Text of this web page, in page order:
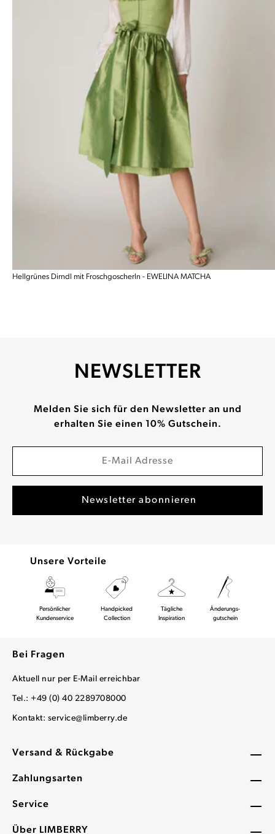
Hellgrünes Dirndl mit Froschgoscherln - EWELINA MATCHA
Versand & Rückgabe
Zahlungsarten
Service
Über LIMBERRY
NEWSLETTER
Melden Sie sich für den Newsletter an und
erhalten Sie einen 10% Gutschein.
Unsere Vorteile
Persönlicher
Kundenservice
Handpicked
Collection
Tägliche
Inspiration
Änderungs-
gutschein
Bei Fragen
Aktuell nur per E-Mail erreichbar
Tel.: +49 (0) 40 2289708000
Kontakt: service@limberry.de